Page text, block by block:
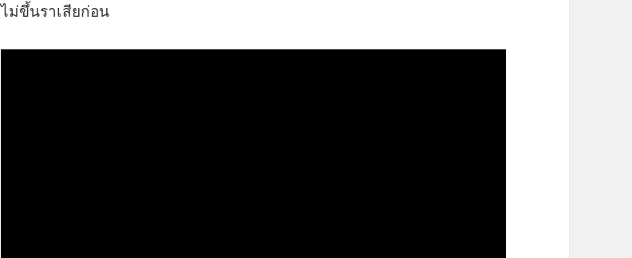
ไม่ขึ้นราเสียก่อน